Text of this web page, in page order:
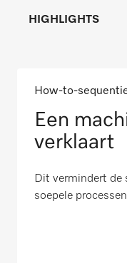
HIGHLIGHTS
How-to-
Een
verklaart
Dit vermindert de
soepele